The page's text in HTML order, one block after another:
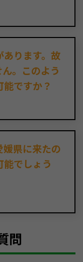
ります。故
。このよう
ですか？
県に来たの
でしょう
問